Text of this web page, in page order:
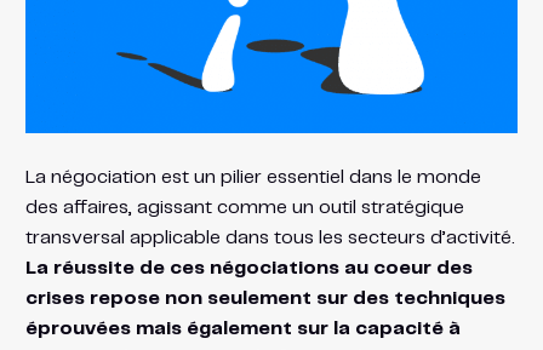
La négociation est un pilier essentiel dans le monde
des affaires, agissant comme un outil stratégique
transversal applicable dans tous les secteurs d’activité.
La réussite de ces négociations au coeur des
crises repose non seulement sur des techniques
éprouvées mais également sur la capacité à